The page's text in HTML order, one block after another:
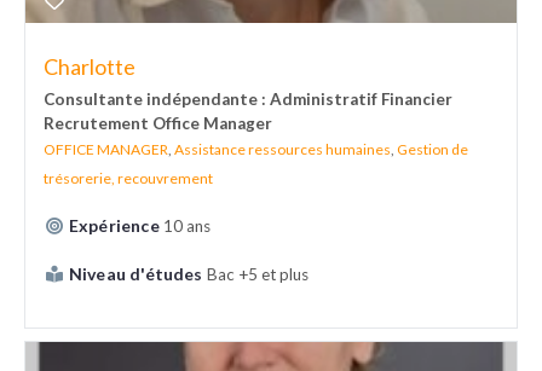
Charlotte
Consultante indépendante : Administratif Financier
Recrutement Office Manager
OFFICE MANAGER Assistance ressources humaines Gestion de
trésorerie, recouvrement
Expérience 10 ans
Niveau d'études Bac +5 et plus